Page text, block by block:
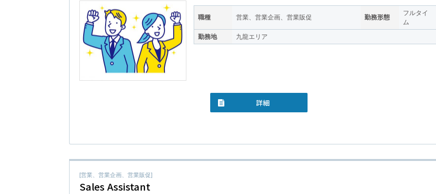
職種 営業、営業企画、営業販促 勤務形態
フルタイ
ム
勤務地
九龍エリア
詳細
[営業、営業企画、営業販促]
Sales Assistant